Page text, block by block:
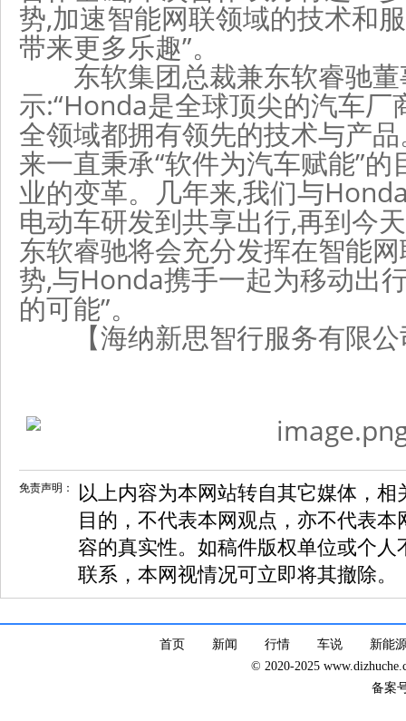
势,加速智能网联领域的技术和
带来更多乐趣”。
东软集团总裁兼东软睿驰董
示:“Honda是全球顶尖的汽车厂
全领域都拥有领先的技术与产
来一直秉承“软件为汽车赋能”
业的变革。几年来,我们与
电动车研发到共享出行,再到今
东软睿驰将会充分发挥在智能
势,与Honda携手一起为移动出
的可能”。
【海纳新思智行服务有限公
免责声明：
以上内容为本网站转自其它媒体，
目的，不代表本网观点，亦不代表
容的真实性。如稿件版权单位或个
联系，本网视情况可立即将其撤除。
首页 新闻 行情 车说
新能
© 2020-2025
备案